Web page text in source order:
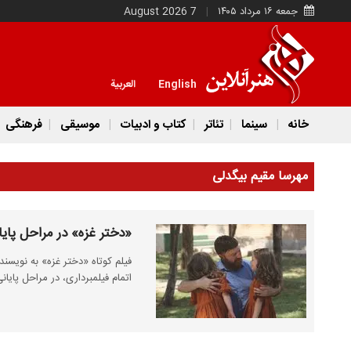
جمعه ۱۶ مرداد ۱۴۰۵ 7 August 2026
English العربية
خانه سینما تئاتر کتاب و ادبیات موسیقی فرهنگی
مهرسا مقیم بیگدلی
«دختر غزه» در مراحل
فیلم کوتاه «دختر غزه» به
اتمام فیلمبرداری، در مراحل